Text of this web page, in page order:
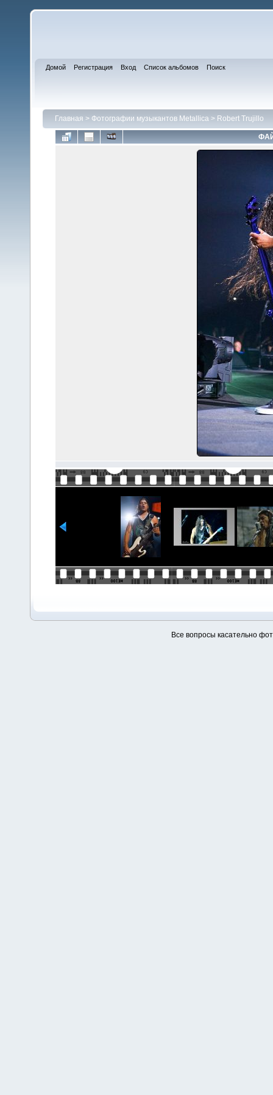
Домой Регистрация Вход Список альбомов Поиск
Главная > Фотографии музыкантов Metallica > Robert Trujillo
Все вопросы касательно